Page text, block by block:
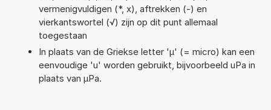
vermenigvuldigen (*, x), aftrekken (-) en
vierkantswortel (√) zijn op dit punt allemaal
toegestaan
In plaats van de Griekse letter 'µ' (= micro) kan een
eenvoudige 'u' worden gebruikt, bijvoorbeeld uPa in
plaats van µPa.